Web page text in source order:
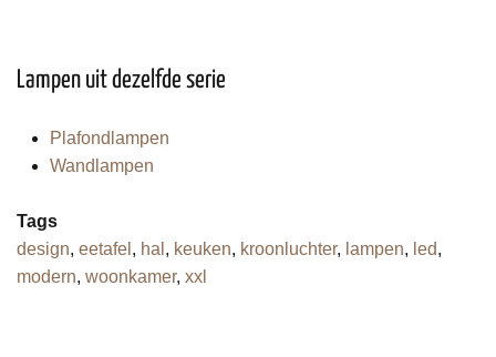
Lampen uit dezelfde serie
Plafondlampen
Wandlampen
Tags
design, eetafel , hal , keuken, kroonluchter, lampen, led,
modern, woonkamer, xxl